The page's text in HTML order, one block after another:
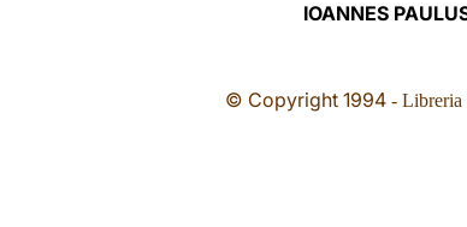
IOANNES
© Copyright 1994 - Libreria